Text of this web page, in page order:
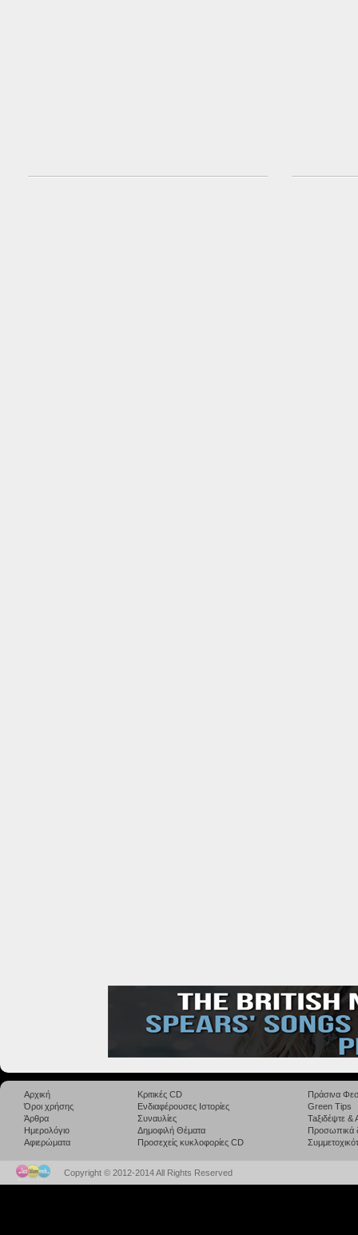
Αρχική
Όροι χρήσης
Άρθρα
Ημερολόγιο
Αφιερώματα
Κριτικές CD
Ενδιαφέρουσες Ιστορίες
Συναυλίες
Δημοφιλή Θέματα
Προσεχείς κυκλοφορίες CD
Πράσινα
Green Tips
Taξιδέψτε
Προσωπικά
Copyright © 2012-2014 All Rights Reserved